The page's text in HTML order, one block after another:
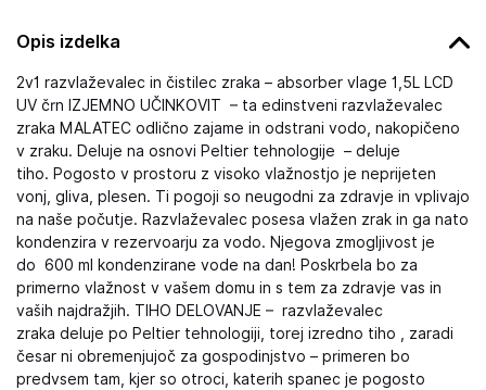
Opis izdelka
2v1 razvlaževalec in čistilec zraka – absorber vlage 1,5L LCD
UV črn IZJEMNO UČINKOVIT – ta edinstveni razvlaževalec
zraka MALATEC odlično zajame in odstrani vodo, nakopičeno
v zraku. Deluje na osnovi Peltier tehnologije – deluje
tiho. Pogosto v prostoru z visoko vlažnostjo je neprijeten
vonj, gliva, plesen. Ti pogoji so neugodni za zdravje in vplivajo
na naše počutje. Razvlaževalec posesa vlažen zrak in ga nato
kondenzira v rezervoarju za vodo. Njegova zmogljivost je
do 600 ml kondenzirane vode na dan! Poskrbela bo za
primerno vlažnost v vašem domu in s tem za zdravje vas in
vaših najdražjih. TIHO DELOVANJE – razvlaževalec
zraka deluje po Peltier tehnologiji, torej izredno tiho , zaradi
česar ni obremenjujoč za gospodinjstvo – primeren bo
predvsem tam, kjer so otroci, katerih spanec je pogosto